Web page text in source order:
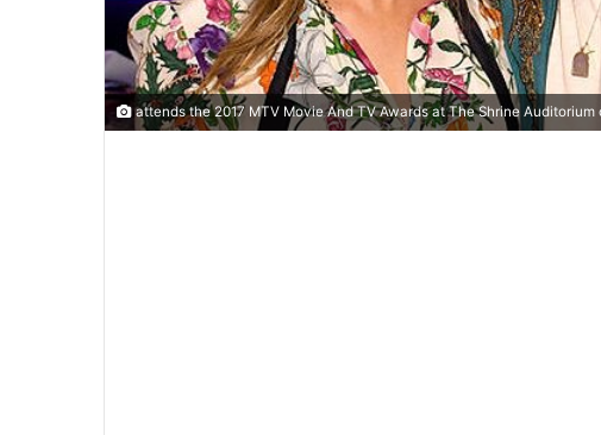
attends the 2017 MTV Movie And TV Awards at The Shrine